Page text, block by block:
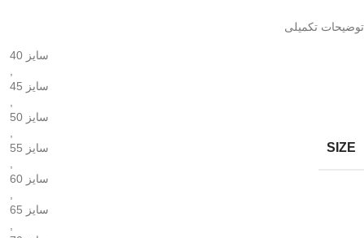
توضیحات تکمیلی
SIZE
سایز 40
,
سایز 45
,
سایز 50
,
سایز 55
,
سایز 60
,
سایز 65
,